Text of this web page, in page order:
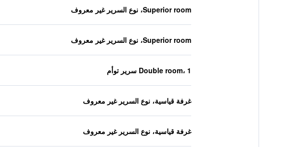
Superior room، نوع السرير غير معروف
Superior room، نوع السرير غير معروف
Double room، 1 سرير توأم
غرفة قياسية، نوع السرير غير معروف
غرفة قياسية، نوع السرير غير معروف